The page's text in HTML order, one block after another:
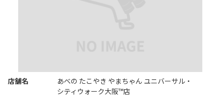
店舗名
あべの たこやき やまちゃん ユニバーサル・
シティウォーク大阪™店